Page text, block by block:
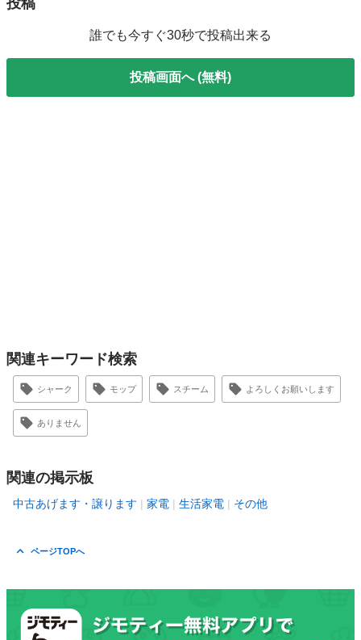
投稿
誰でも今すぐ30秒で投稿出来る
投稿画面へ (無料)
関連キーワード検索
シャーク モップ スチーム よろしくお願いします
ありません
関連の掲示板
中古あげます・譲ります 家電 生活家電 その他
ページTOPへ